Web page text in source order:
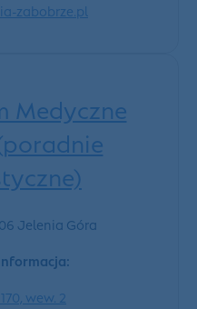
zabobrze.pl
Medyczne
Jelenia Góra
wew. 2